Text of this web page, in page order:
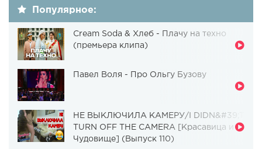
Популярное:
Cream Soda & Хлеб - Плачу на техно
(премьера клипа)
Павел Воля - Про Ольгу Бузову
НЕ ВЫКЛЮЧИЛА КАМЕРУ/I DIDN&#39;T
TURN OFF THE CAMERA [Красавица и
Чудовище] (Выпуск 110)